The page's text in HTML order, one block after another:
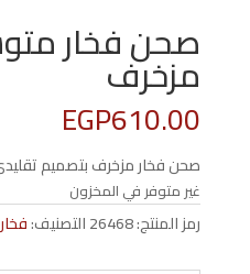
صحن فخار
مزخرف
EGP610.00
صحن فخار مزخرف بتصميم
غير متوفر في المخزون
رمز المنتج:26468التصنيف: